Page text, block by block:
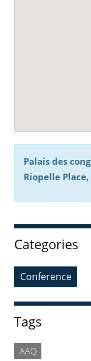
Palais des
Riopelle
Categories
Conference
Tags
AAQ